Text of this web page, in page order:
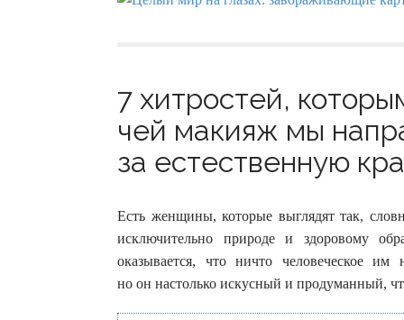
7 хитростей,
чей макияж мы
за естественную
Есть женщины, которые выглядят так,
исключительно природе и здоровому
оказывается, что ничто человеческое
но он настолько искусный и продуманный,